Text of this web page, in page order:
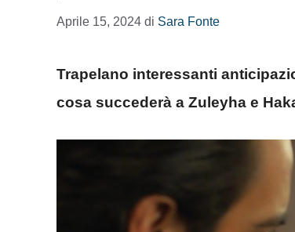
Aprile 15, 2024 di Sara Fonte
Trapelano interessanti
cosa succederà a Zuleyha e